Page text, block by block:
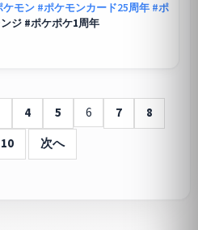
ケモン #ポケモンカード25周年 #ポ
ジ #ポケポケ1周年
4 5 6 7
8
10 次へ